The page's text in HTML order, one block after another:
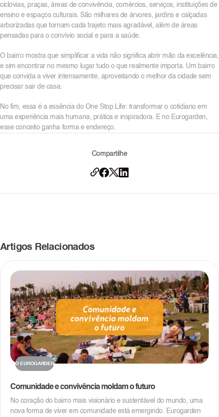
ciclovias, praças, áreas de convivência, comércios, serviços, instituições de
ensino e espaços culturais. São milhares de árvores, jardins e calçadas
arborizadas que tornam cada trajeto mais agradável, além de áreas
pensadas para o convívio social e para a saúde.
O bairro mostra que simplificar a vida não significa abrir mão da excelência,
e sim encontrar no mesmo lugar tudo o que realmente importa. Um bairro
que convida a viver intensamente, aproveitando o melhor da cidade sem
precisar sair de casa.
No fim, essa é a essência do One Stop Life: transformar o cotidiano em
uma experiência mais humana, prática e inspiradora. E no Eurogarden,
esse conceito ganha forma e endereço.
Artigos Relacionados
O EUROGARDEN
Comunidade e convivência moldam o futuro
No coração do bairro mais visionário e sustentável do mundo, uma
nova forma de viver em comunidade está emergindo. Eurogarden